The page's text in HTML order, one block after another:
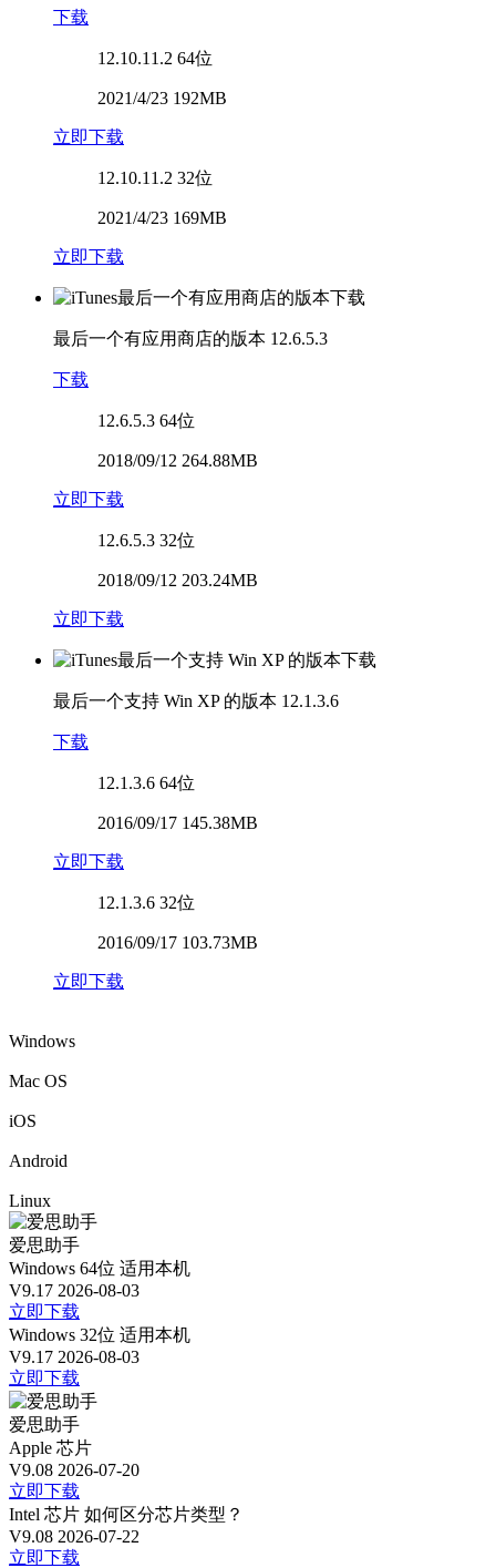
下载
12.10.11.2 64位
2021/4/23 192MB
立即下载
12.10.11.2 32位
2021/4/23 169MB
立即下载
最后一个有应用商店的版本 12.6.5.3
下载
12.6.5.3 64位
2018/09/12 264.88MB
立即下载
12.6.5.3 32位
2018/09/12 203.24MB
立即下载
最后一个支持 Win XP 的版本 12.1.3.6
下载
12.1.3.6 64位
2016/09/17 145.38MB
立即下载
12.1.3.6 32位
2016/09/17 103.73MB
立即下载
Windows
Mac OS
iOS
Android
Linux
爱思助手
Windows 64位 适用本机
V9.17 2026-08-03
立即下载
Windows 32位 适用本机
V9.17 2026-08-03
立即下载
爱思助手
Apple 芯片
V9.08 2026-07-20
立即下载
Intel 芯片 如何区分芯片类型？
V9.08 2026-07-22
立即下载